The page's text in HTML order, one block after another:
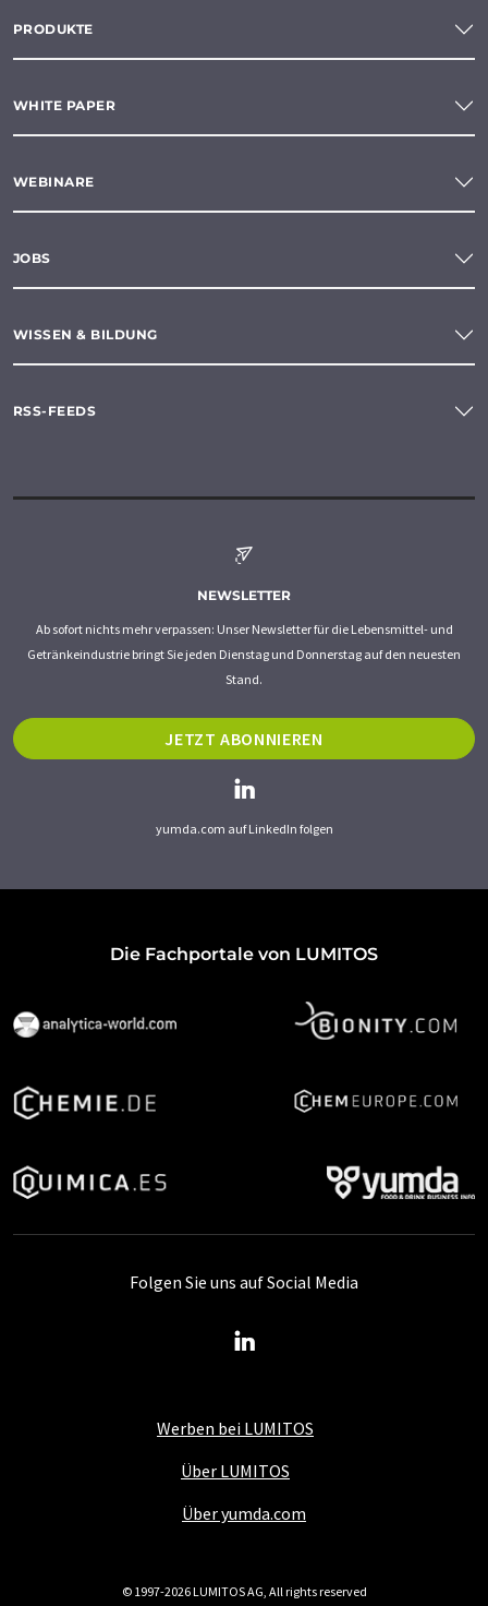
PRODUKTE
WHITE PAPER
WEBINARE
JOBS
WISSEN & BILDUNG
RSS-FEEDS
NEWSLETTER
Ab sofort nichts mehr verpassen: Unser Newsletter für die Lebensmittel- und
Getränkeindustrie bringt Sie jeden Dienstag und Donnerstag auf den neuesten
Stand.
JETZT ABONNIEREN
yumda.com auf LinkedIn folgen
Die Fachportale von LUMITOS
Werben bei LUMITOS
Über LUMITOS
Über yumda.com
Folgen Sie uns auf Social Media
© 1997-2026 LUMITOS AG, All rights reserved